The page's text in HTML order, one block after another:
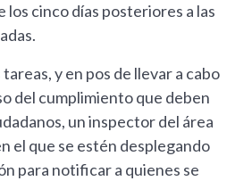
cinco días posteriores a las
y en pos de llevar a cabo
del cumplimiento que deben
un inspector del área
el que se estén desplegando
para notificar a quienes se